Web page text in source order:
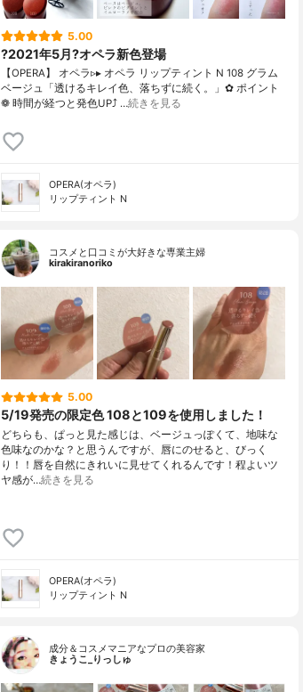
5.00
?2021年5月?オペラ新色登場
【OPERA】 オペラ▹▸ オペラ リップティント N 108 グラム
ベージュ「透けるキレイ色、落ちずに続く。」✿ ポイント
❁︎ 時間が経つと発色UP⤴ …続きを見る
OPERA(オペラ)
リップティント N
コスメと口コミが大好きな専業主婦
kirakiranoriko
5.00
5/19発売の限定色 108と109を使用しました！
どちらも、ぱっと見た感じは、ベージュっぽくて、地味な
色味なのかな？と思うんですが、唇にのせると、びっく
り！！唇を自然にきれいに見せてくれるんです！程よいツ
ヤ感が…続きを見る
OPERA(オペラ)
リップティント N
成分＆コスメマニアなプロの美容家
きょうこ_りっしゅ